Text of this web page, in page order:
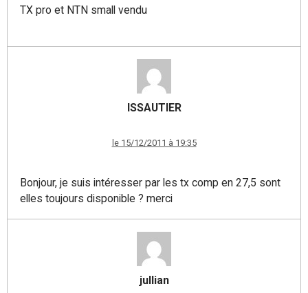
TX pro et NTN small vendu
ISSAUTIER
le 15/12/2011 à 19:35
Bonjour, je suis intéresser par les tx comp en 27,5 sont
elles toujours disponible ? merci
jullian